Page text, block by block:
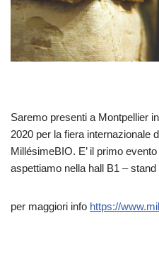
Saremo presenti a Montpellier
2020 per la fiera internazionale
MillésimeBIO. E’ il primo
aspettiamo nella hall B1 – stand
per maggiori info https://